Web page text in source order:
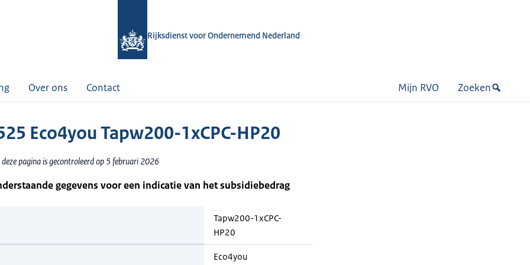
Rijksdienst voor Ondernemend Nederland
Over ons Contact Mijn RVO Zoeken
Eco4you Tapw200-1xCPC-HP20
pagina is gecontroleerd op 5 februari 2026
gegevens voor een indicatie van het subsidiebedrag
Tapw200-1xCPC-
HP20
Eco4you